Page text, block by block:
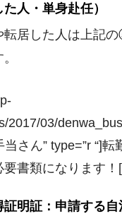
人・単身赴任）
居した人は上記の
2017/03/
当さん” type=”r “]
要書類になります！
証明証：申請する